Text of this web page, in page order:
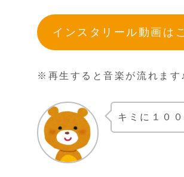
インスタリール動画は
※再生すると音楽が流れます
キミに１０